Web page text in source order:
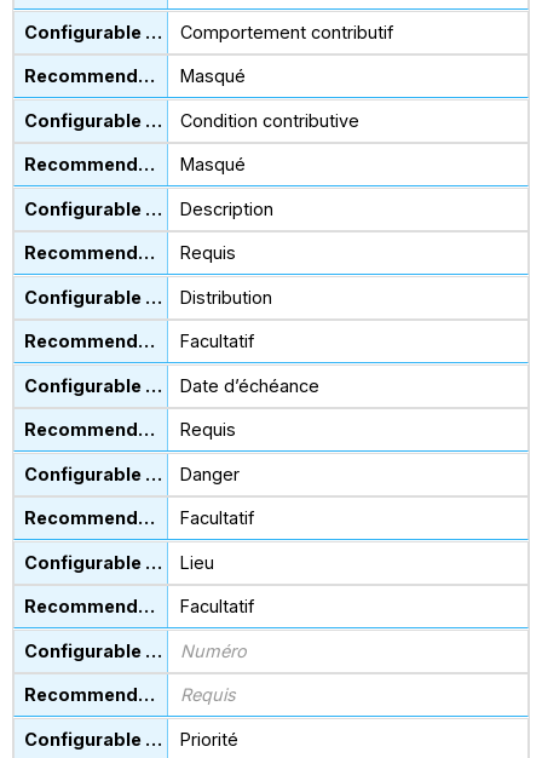
Comportement contributif
Masqué
Condition contributive
Masqué
Description
Requis
Distribution
Facultatif
Date d’échéance
Requis
Danger
Facultatif
Lieu
Facultatif
Numéro
Requis
Priorité